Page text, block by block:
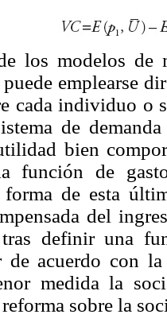
los modelos de
emplearse
cada individuo o
de
bien
función de
de esta
del
definir una
de acuerdo con
medida la
sobre la